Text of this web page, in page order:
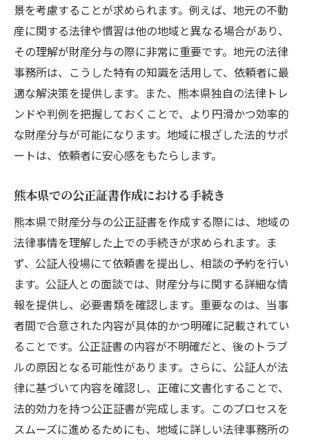
景を考慮することが求められます。例えば、地元の不動
産に関する法律や慣習は他の地域と異なる場合があり、
その理解が財産分与の際に非常に重要です。地元の法律
事務所は、こうした特有の知識を活用して、依頼者に最
適な解決策を提供します。また、熊本県独自の法律トレ
ンドや判例を把握しておくことで、より円滑かつ効率的
な財産分与が可能になります。地域に根ざした法的サポ
ートは、依頼者に安心感をもたらします。
熊本県での公正証書作成における手続き
熊本県で財産分与の公正証書を作成する際には、地域の
法律事情を理解した上での手続きが求められます。ま
ず、公証人役場にて依頼書を提出し、相談の予約を行い
ます。公証人との面談では、財産分与に関する詳細な情
報を提供し、必要書類を確認します。重要なのは、当事
者間で合意された内容が具体的かつ明確に記載されてい
ることです。公正証書の内容が不明確だと、後のトラブ
ルの原因となる可能性があります。さらに、公証人が法
律に基づいて内容を確認し、正確に文書化することで、
法的効力を持つ公正証書が完成します。このプロセスを
スムーズに進めるためにも、地域に詳しい法律事務所の